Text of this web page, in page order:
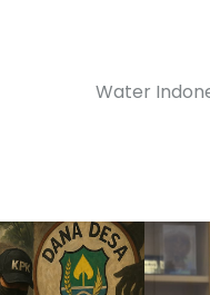
Water